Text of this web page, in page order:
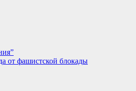
от фашистской блокады